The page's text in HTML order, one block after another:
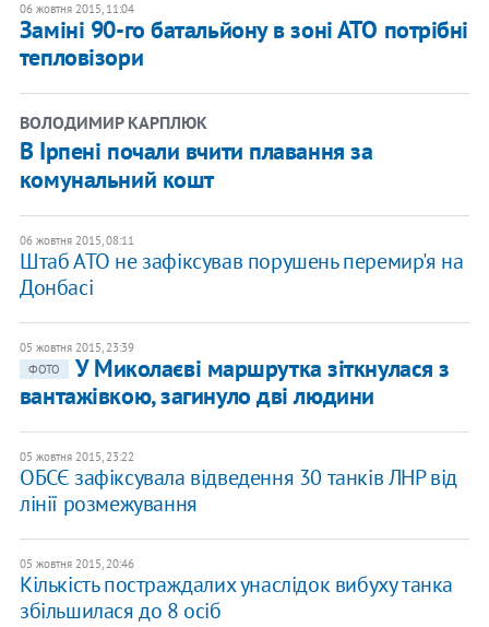
06 жовтня 2015, 11:04
Заміні 90-го батальйону в зоні АТО потрібні
тепловізори
ВОЛОДИМИР КАРПЛЮК
В Ірпені почали вчити плавання за
комунальний кошт
06 жовтня 2015, 08:11
Штаб АТО не зафіксував порушень перемир'я на
Донбасі
05 жовтня 2015, 23:39
ФОТО
У Миколаєві маршрутка зіткнулася з
вантажівкою, загинуло дві людини
05 жовтня 2015, 23:22
ОБСЄ зафіксувала відведення 30 танків ЛНР від
лінії розмежування
05 жовтня 2015, 20:46
Кількість постраждалих унаслідок вибуху танка
збільшилася до 8 осіб